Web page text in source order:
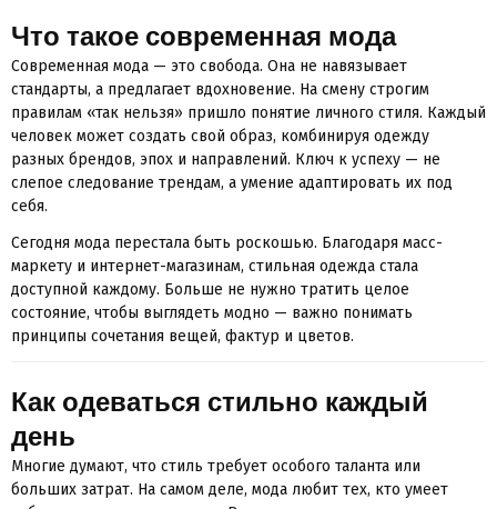
Что такое современная мода
Современная мода — это свобода. Она не навязывает
стандарты, а предлагает вдохновение. На смену строгим
правилам «так нельзя» пришло понятие личного стиля. Каждый
человек может создать свой образ, комбинируя одежду
разных брендов, эпох и направлений. Ключ к успеху — не
слепое следование трендам, а умение адаптировать их под
себя.
Сегодня мода перестала быть роскошью. Благодаря масс-
маркету и интернет-магазинам, стильная одежда стала
доступной каждому. Больше не нужно тратить целое
состояние, чтобы выглядеть модно — важно понимать
принципы сочетания вещей, фактур и цветов.
Как одеваться стильно каждый
день
Многие думают, что стиль требует особого таланта или
больших затрат. На самом деле, мода любит тех, кто умеет